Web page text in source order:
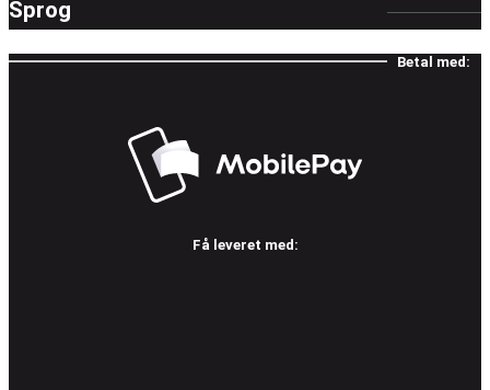
Sprog
Betal med:
Få leveret med: